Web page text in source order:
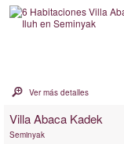
Ver más detalles
Villa Abaca Kadek
Seminyak